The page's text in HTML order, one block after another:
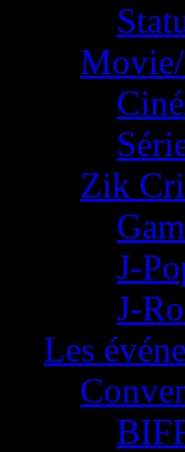
Zik
J-
J-
Les